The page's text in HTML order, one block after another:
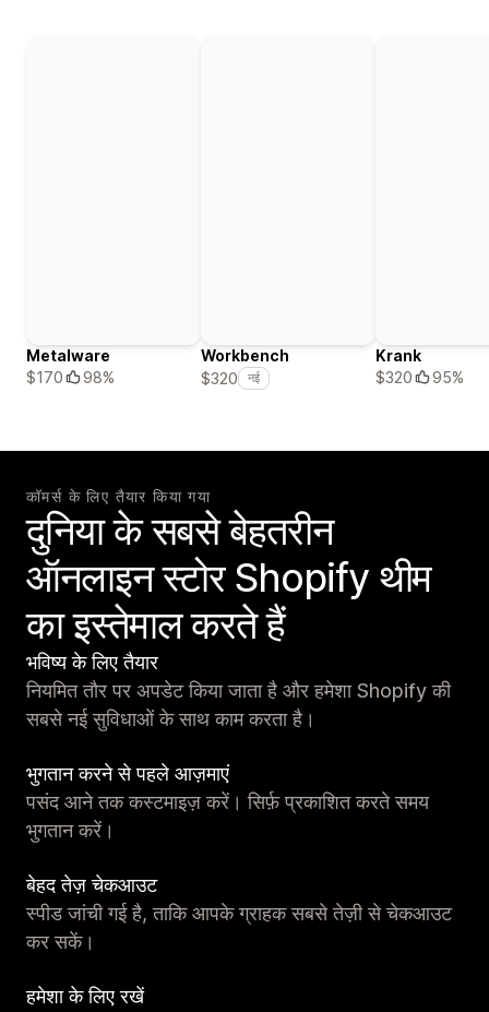
Metalware
$170
98%
Workbench
$320
नई
Krank
$320
95%
कॉमर्स के लिए तैयार किया गया
दुनिया के सबसे बेहतरीन
ऑनलाइन स्टोर Shopify थीम
का इस्तेमाल करते हैं
भविष्य के लिए तैयार
नियमित तौर पर अपडेट किया जाता है और हमेशा Shopify की
सबसे नई सुविधाओं के साथ काम करता है।
भुगतान करने से पहले आज़माएं
पसंद आने तक कस्टमाइज़ करें। सिर्फ़ प्रकाशित करते समय
भुगतान करें।
बेहद तेज़ चेकआउट
स्पीड जांची गई है, ताकि आपके ग्राहक सबसे तेज़ी से चेकआउट
कर सकें।
हमेशा के लिए रखें